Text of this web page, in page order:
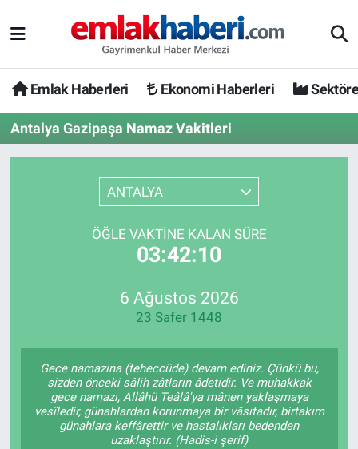
Emlak Haberleri Ekonomi Haberleri
Antalya Gazipaşa Namaz Vakitleri
ANTALYA
ÖĞLE VAKTINE KALAN SÜRE
03:42:10
6 Ağustos 2026
23 Safer 1448
Gece namazına (teheccüde) devam ediniz. Çünkü bu,
sizden önceki sâlih zâtların âdetidir. Ve muhakkak
gece namazı, Allâhü Teâlâ'ya mânen yaklaşmaya
vesîledir, günahlardan korunmaya bir vâsıtadır, birtakım
günahlara keffârettir ve hastalıkları bedenden
uzaklaştırır. (Hadis-i şerif)